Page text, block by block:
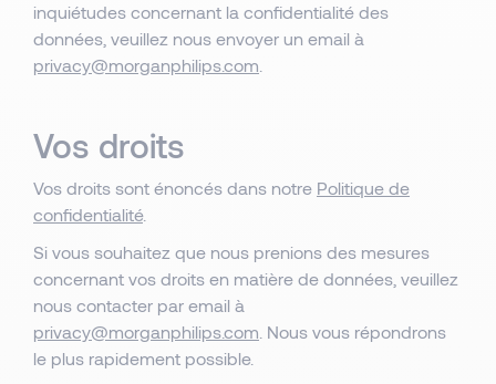
inquiétudes concernant la confidentialité des
données, veuillez nous envoyer un email à
privacy@morganphilips.com
Vos droits
Vos droits sont énoncés dans notre Politique de
confidentialité.
Si vous souhaitez que nous prenions des mesures
concernant vos droits en matière de données, veuillez
nous contacter par email à
privacy@morganphilips.com . Nous vous répondrons
le plus rapidement possible.